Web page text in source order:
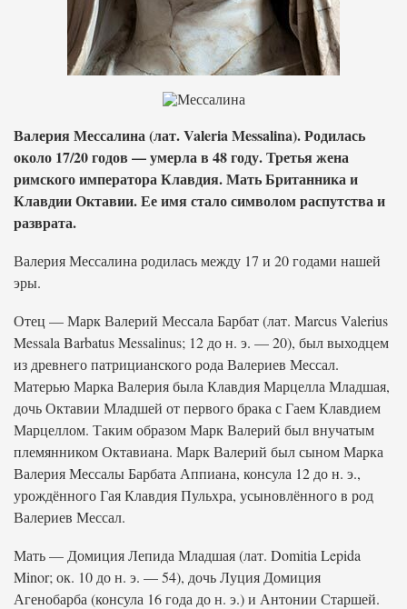
Валерия Мессалина (лат. Valeria Messalina). Родилась
около 17/20 годов — умерла в 48 году. Третья жена
римского императора Клавдия. Мать Британника и
Клавдии Октавии. Ее имя стало символом распутства и
разврата.
Валерия Мессалина родилась между 17 и 20 годами нашей
эры.
Отец — Марк Валерий Мессала Барбат (лат. Marcus Valerius
Messala Barbatus Messalinus; 12 до н. э. — 20), был выходцем
из древнего патрицианского рода Валериев Мессал.
Матерью Марка Валерия была Клавдия Марцелла Младшая,
дочь Октавии Младшей от первого брака с Гаем Клавдием
Марцеллом. Таким образом Марк Валерий был внучатым
племянником Октавиана. Марк Валерий был сыном Марка
Валерия Мессалы Барбата Аппиана, консула 12 до н. э.,
урождённого Гая Клавдия Пульхра, усыновлённого в род
Валериев Мессал.
Мать — Домиция Лепида Младшая (лат. Domitia Lepida
Minor; ок. 10 до н. э. — 54), дочь Луция Домиция
Агенобарба (консула 16 года до н. э.) и Антонии Старшей.